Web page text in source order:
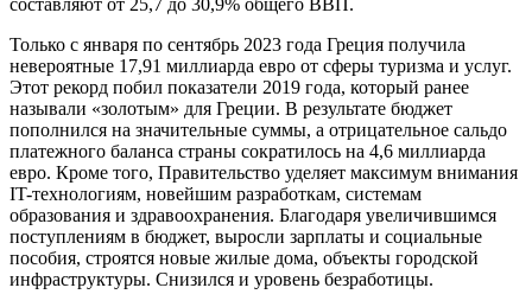
Только с января по сентябрь 2023 года Греция получила
невероятные 17,91 миллиарда евро от сферы туризма и услуг.
Этот рекорд побил показатели 2019 года, который ранее
называли «золотым» для Греции. В результате бюджет
пополнился на значительные суммы, а отрицательное сальдо
платежного баланса страны сократилось на 4,6 миллиарда
евро. Кроме того, Правительство уделяет максимум внимания
IT-технологиям, новейшим разработкам, системам
образования и здравоохранения. Благодаря увеличившимся
поступлениям в бюджет, выросли зарплаты и социальные
пособия, строятся новые жилые дома, объекты городской
инфраструктуры. Снизился и уровень безработицы.